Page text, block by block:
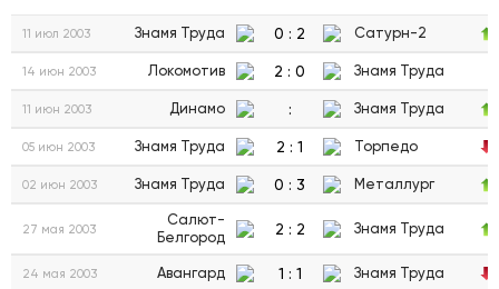
11 июл 2003 Знамя Труда 0 : 2 Сатурн-2
14 июн 2003 Локомотив 2 : 0 Знамя Труда
11 июн 2003 Динамо : Знамя Труда
05 июн 2003 Знамя Труда 2 : 1 Торпедо
02 июн 2003 Знамя Труда 0 : 3 Металлург
27 мая 2003
Салют-
Белгород
2 : 2 Знамя Труда
24 мая 2003 Авангард 1 : 1 Знамя Труда